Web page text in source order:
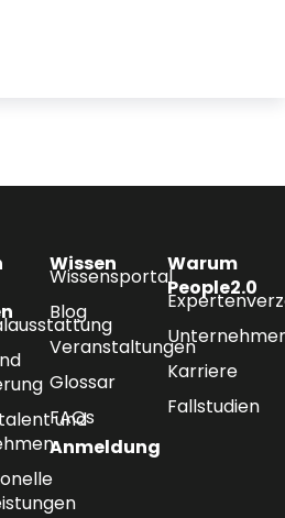
und
Wissen
Wissensportal
Blog
Veranstaltungen
Glossar
FAQs
Anmeldung
Warum
People2.0
Karriere
Fallstudien